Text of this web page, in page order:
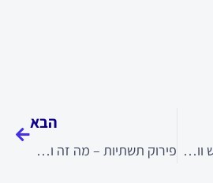
המדריך המלא לפוליש ווקס לרכב: מתי ולמה זה נחוץ?
הבא
פירוק תשתיות – מה זה ולמה זה חשוב?